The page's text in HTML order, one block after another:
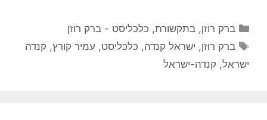
קטגוריות
ברק רוזן,בתקשורת, כלכליסט - ברק רוזן
תגיות
ברק רוזן, ישראל קנדה, כלכליסט, עמיר קורץ, קנדה
ישראל, קנדה-ישראל